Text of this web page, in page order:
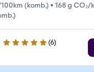
(komb.) • 168 g CO₂/
5 Sterne (6)